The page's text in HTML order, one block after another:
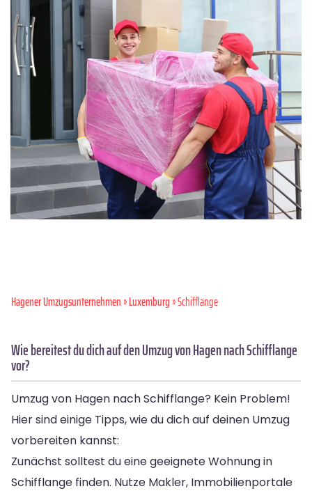
Hagener Umzugsunternehmen»Luxemburg» Schifflange
Wie bereitest du dich auf den Umzug von Hagen nach Schifflange
vor?
Umzug von Hagen nach Schifflange? Kein Problem!
Hier sind einige Tipps, wie du dich auf deinen Umzug
vorbereiten kannst:
Zunächst solltest du eine geeignete Wohnung in
Schifflange finden. Nutze Makler, Immobilienportale